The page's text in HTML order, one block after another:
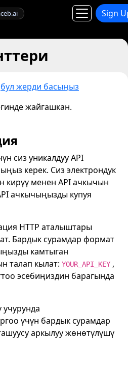
Sign
бул жерди басыңыз
жайгашкан.
сиз уникалдуу API
керек. Сиз электрондук
кирүү менен API ачкычын
ачкычыңызды купуя
HTTP аталыштары
Бардык сурамдар формат
камтыган
талап кылат: YOUR_API_KEY ,
эсебиңиздин барагында
учурунда
үчүн бардык сурамдар
аркылуу жөнөтүлүшү